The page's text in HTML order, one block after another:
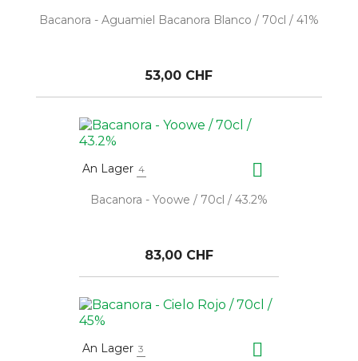
Bacanora - Aguamiel Bacanora Blanco / 70cl / 41%
53,00 CHF
An Lager 4 
Bacanora - Yoowe / 70cl / 43.2%
83,00 CHF
An Lager 3 